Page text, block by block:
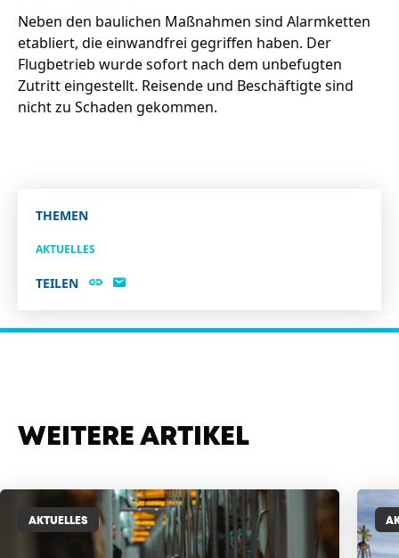
Neben den baulichen Maßnahmen sind Alarmketten
etabliert, die einwandfrei gegriffen haben. Der
Flugbetrieb wurde sofort nach dem unbefugten
Zutritt eingestellt. Reisende und Beschäftigte sind
nicht zu Schaden gekommen.
THEMEN
AKTUELLES
TEILEN
WEITERE ARTIKEL
AKTUELLES